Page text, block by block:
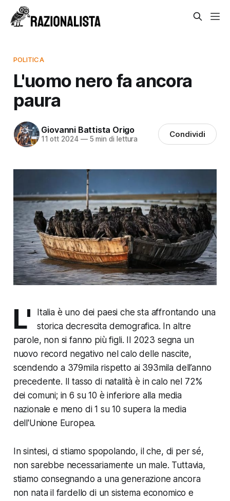
POLITICA
L'uomo nero fa ancora
paura
Giovanni Battista Origo
11 ott 2024 —5 min di lettura Condividi
L'
Italia è uno dei paesi che sta affrontando una
storica decrescita demografica. In altre
parole, non si fanno più figli. Il 2023 segna un
nuovo record negativo nel calo delle nascite,
scendendo a 379mila rispetto ai 393mila dell’anno
precedente. Il tasso di natalità è in calo nel 72%
dei comuni; in 6 su 10 è inferiore alla media
nazionale e meno di 1 su 10 supera la media
dell'Unione Europea.
In sintesi, ci stiamo spopolando, il che, di per sé,
non sarebbe necessariamente un male. Tuttavia,
stiamo consegnando a una generazione ancora
non nata il fardello di un sistema economico e